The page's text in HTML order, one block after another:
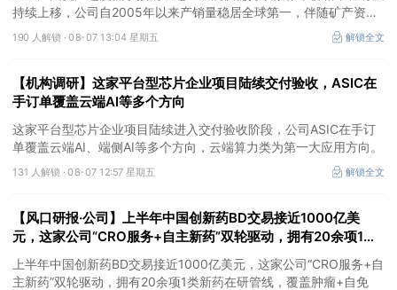
持续上移，公司自2005年以来产销量稳居全球第一，伴随矿产资源
产量增长与冶炼产能整合并举，公司市占率有望进一步提升，同时有
望充分受益金属价格上行。
190 人解锁 ·08-07 13:04 星期五 解锁全文
【机构调研】这家平台型芯片企业项目陆续交付验收，ASIC在
手订单覆盖云端AI等多个方向
这家平台型芯片企业项目陆续进入交付验收阶段，公司ASIC在手订
单覆盖云端AI、端侧AI等多个方向，云端算力类为第一大应用方向。
131 人解锁 ·08-07 12:57 星期五 解锁全文
【风口研报·公司】上半年中国创新药BD交易接近1000亿美
元，这家公司“CRO服务+自主新药”双轮驱动，拥有20余项1类
新药在研管线，覆盖肿瘤+自免+疼痛管理等重大领域
上半年中国创新药BD交易接近1000亿美元，这家公司“CRO服务+自
主新药”双轮驱动，拥有20余项1类新药在研管线，覆盖肿瘤+自免